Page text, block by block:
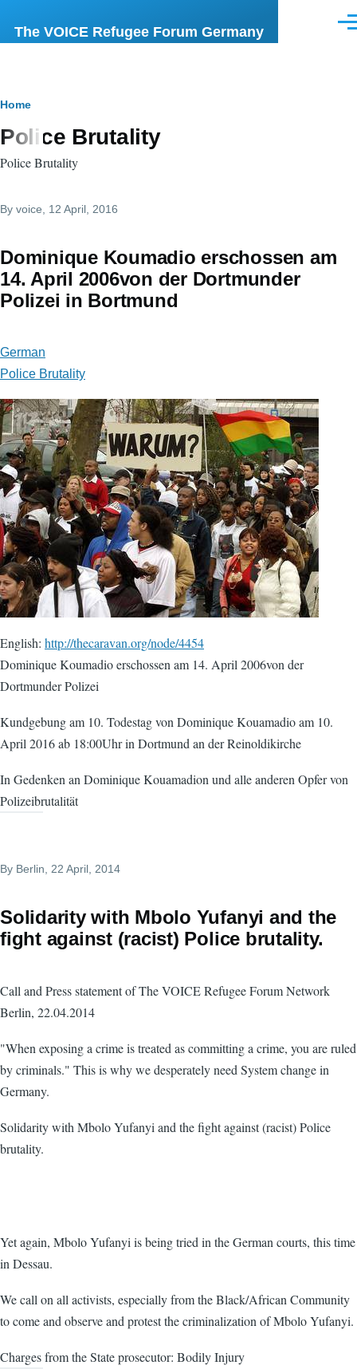
The VOICE Refugee Forum Germany
Breadcrumb
Home
Police Brutality
Police Brutality
By voice , 12 April, 2016
Dominique Koumadio erschossen am
14. April 2006von der Dortmunder
Polizei in Bortmund
German
Police Brutality
English: http://thecaravan.org/node/4454
Dominique Koumadio erschossen am 14. April 2006von der
Dortmunder Polizei
Kundgebung am 10. Todestag von Dominique Kouamadio am 10.
April 2016 ab 18:00Uhr in Dortmund an der Reinoldikirche
In Gedenken an Dominique Kouamadion und alle anderen Opfer von
Polizeibrutalität
By Berlin , 22 April, 2014
Solidarity with Mbolo Yufanyi and the
fight against (racist) Police brutality.
Call and Press statement of The VOICE Refugee Forum Network
Berlin, 22.04.2014
"When exposing a crime is treated as committing a crime, you are ruled
by criminals." This is why we desperately need System change in
Germany.
Solidarity with Mbolo Yufanyi and the fight against (racist) Police
brutality.
Yet again, Mbolo Yufanyi is being tried in the German courts, this time
in Dessau.
We call on all activists, especially from the Black/African Community
to come and observe and protest the criminalization of Mbolo Yufanyi.
Charges from the State prosecutor: Bodily Injury